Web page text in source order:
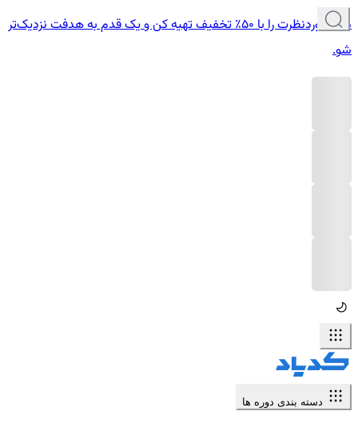
دوره موردنظرت را با ۵۰٪ تخفیف تهیه کن و یک قدم به هدفت نزدیک‌تر
شو.
دسته بندی دوره ها